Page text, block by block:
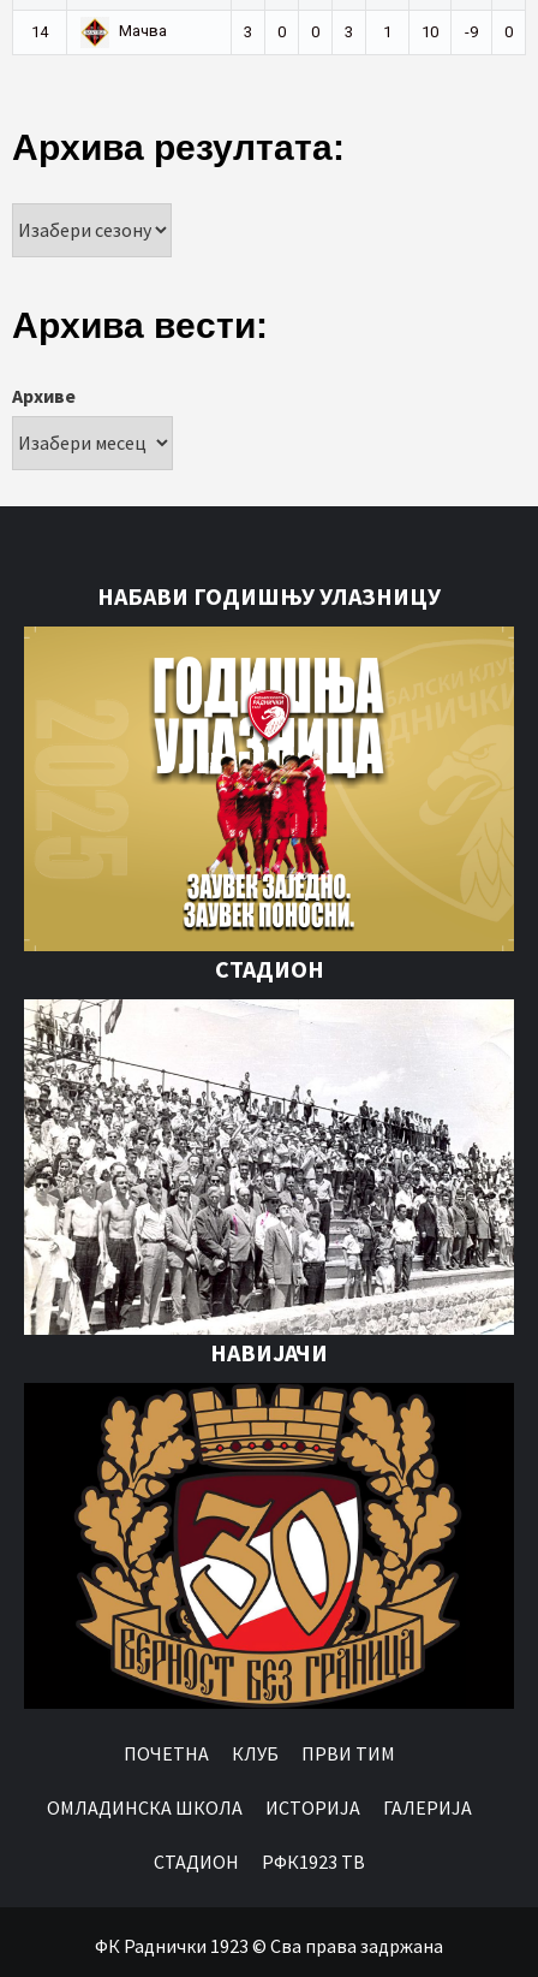
14 Мачва 3 0 0 3 1 10 -9 0
Архива резултата:
Архива вести:
Архиве
НАБАВИ ГОДИШЊУ УЛАЗНИЦУ
СТАДИОН
НАВИЈАЧИ
ПОЧЕТНА КЛУБ ПРВИ ТИМ
OМЛАДИНСКА ШКОЛА ИСТОРИЈА ГАЛЕРИЈА
СТАДИОН РФК1923 ТВ
ФК Раднички 1923 © Сва права задржана